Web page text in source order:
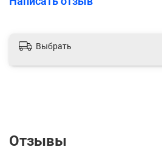
Выбрать
Отзывы